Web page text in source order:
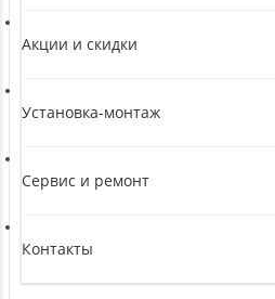
Акции и скидки
Установка-монтаж
Сервис и ремонт
Контакты